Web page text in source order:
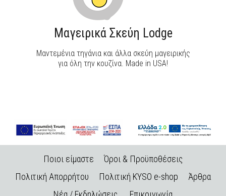
Μαγειρικά Σκεύη Lodge
Μαντεμένια τηγάνια και άλλα σκεύη μαγειρικής
για όλη την κουζίνα. Made in USA!
Ποιοι είμαστε
Όροι & Προϋποθέσεις
Πολιτική Απορρήτου
Πολιτική KYSO e-shop
Άρθρα